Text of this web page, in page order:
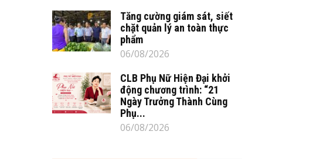
Tăng cường giám sát, siết
chặt quản lý an toàn thực
phẩm
06/08/2026
CLB Phụ Nữ Hiện Đại khởi
động chương trình: “21
Ngày Trưởng Thành Cùng
Phụ...
06/08/2026